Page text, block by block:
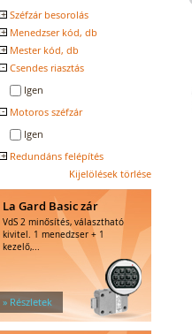
Egyéb tárolók
Kiegészítők széfhez
Széfzárak
Kulcsos széfzárak
Mechanikus kombinációs
széfzárak
Elektronikus kombinációs
Trezorok
+ Széfzár besorolás
VdS 2
VdS 3
ECB.S 3
+ Menedzser kód, db
+ Mester kód, db
- Csendes riasztás
Igen
- Motoros széfzár
Igen
+ Redundáns felépítés
Kijelölések törlése
La Gard Basic zár
VdS 2 minősítés, választható
kivitel. 1 menedzser + 1
kezelő,...
» Részletek